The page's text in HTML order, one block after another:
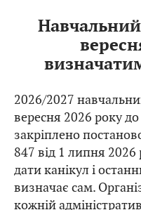
Навчальний
2026/2027
вересня 2026 року
закріплено
847 від 1 липня 2026
дати канікул і
визначає сам.
кожній